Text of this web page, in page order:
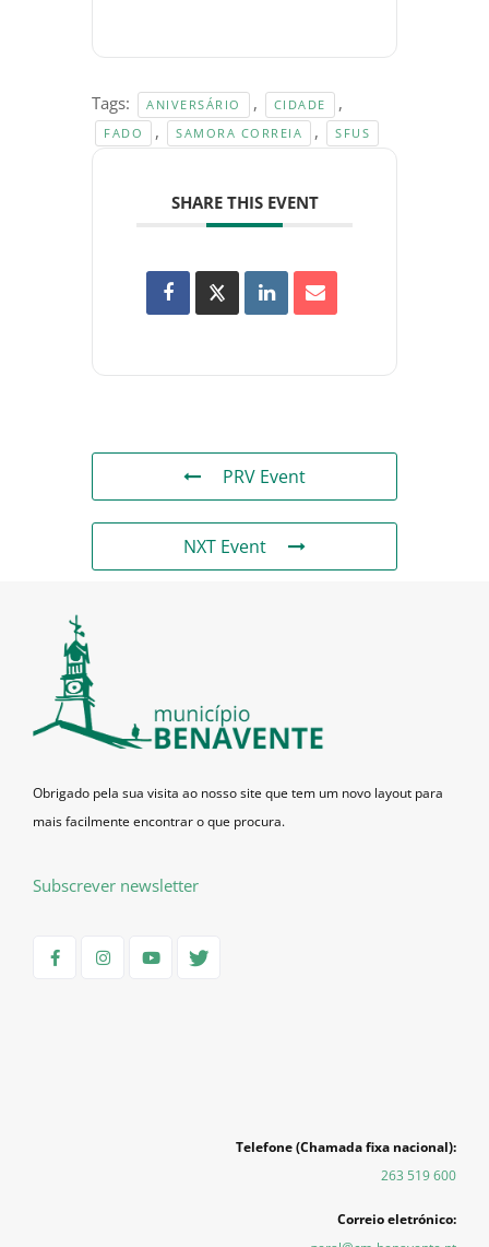
Tags: ANIVERSÁRIO , CIDADE ,
FADO , SAMORA CORREIA , SFUS
SHARE THIS EVENT
PRV Event
NXT Event
Obrigado pela sua visita ao nosso site que tem um novo layout para
mais facilmente encontrar o que procura.
Subscrever newsletter
Telefone (Chamada fixa nacional):
263 519 600
Correio eletrónico: